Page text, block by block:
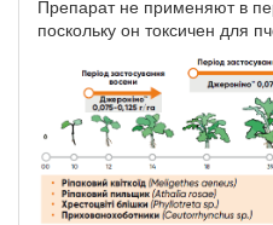
Препарат не применяют в
поскольку он токсичен для